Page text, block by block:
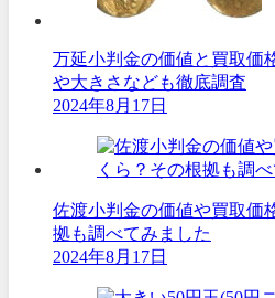
万延小判金の価値と買取価
や大きさなども徹底調査
2024年8月17日
佐渡小判金の価値や買取価
拠も調べてみました
2024年8月17日